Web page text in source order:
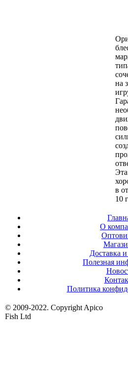
на
в
10
О
Доставка
Полезная
Политика
© 2009-2022. Copyright Apico
Fish Ltd